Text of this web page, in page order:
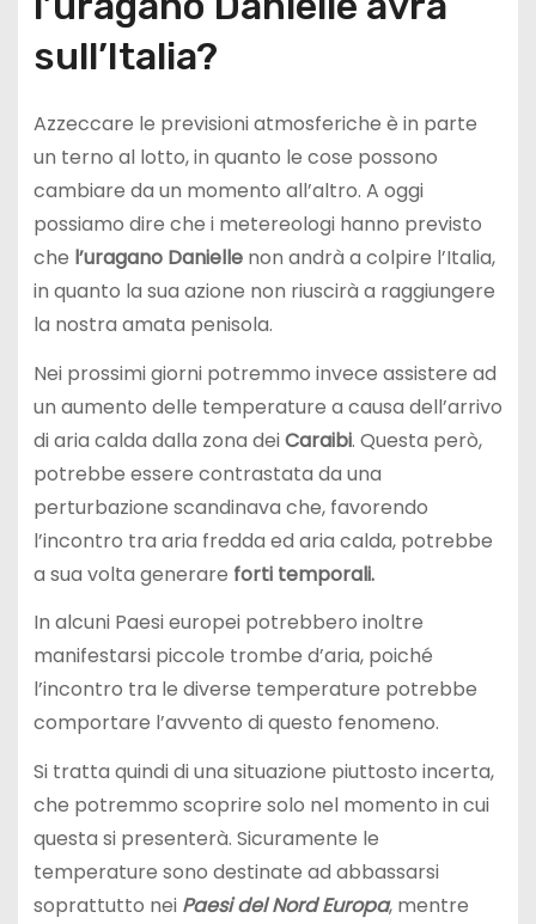
sull’Italia?
Azzeccare le previsioni atmosferiche è in parte
un terno al lotto, in quanto le cose possono
cambiare da un momento all’altro. A oggi
possiamo dire che i metereologi hanno previsto
che l’uragano Daniellenon andrà a colpire l’Italia,
in quanto la sua azione non riuscirà a raggiungere
la nostra amata penisola.
Nei prossimi giorni potremmo invece assistere ad
un aumento delle temperature a causa dell’arrivo
di aria calda dalla zona deiCaraibi. Questa però,
potrebbe essere contrastata da una
perturbazione scandinava che, favorendo
l’incontro tra aria fredda ed aria calda, potrebbe
a sua volta generare forti temporali.
In alcuni Paesi europei potrebbero inoltre
manifestarsi piccole trombe d’aria, poiché
l’incontro tra le diverse temperature potrebbe
comportare l’avvento di questo fenomeno.
Si tratta quindi di una situazione piuttosto incerta,
che potremmo scoprire solo nel momento in cui
questa si presenterà. Sicuramente le
temperature sono destinate ad abbassarsi
soprattutto nei Paesi del Nord Europa, mentre